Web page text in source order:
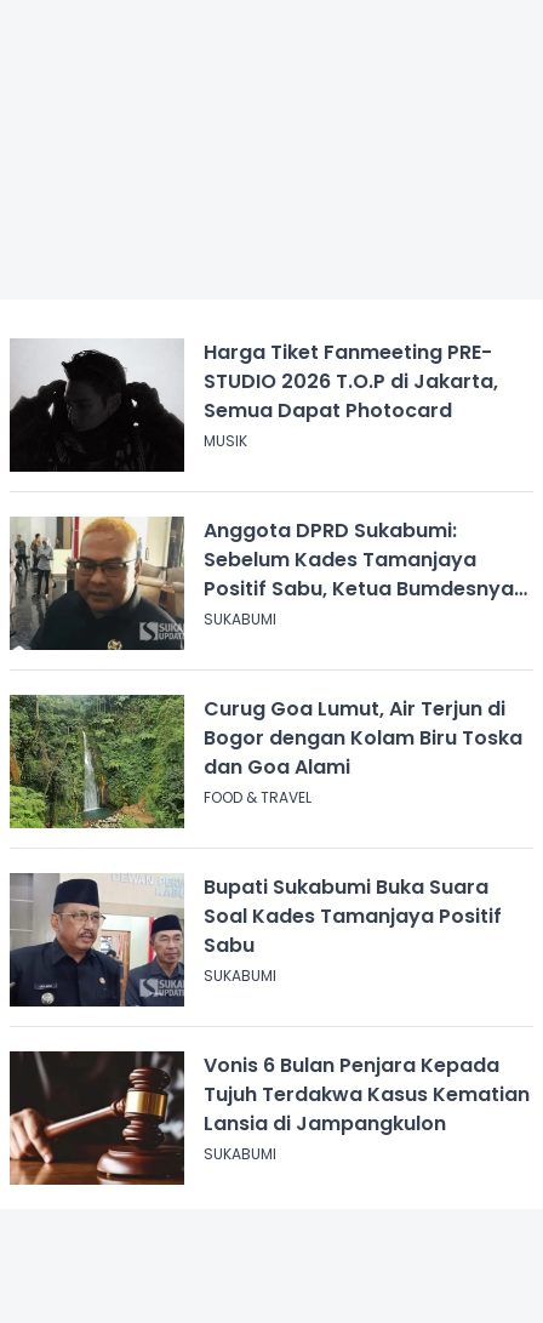
Harga Tiket Fanmeeting PRE-
STUDIO 2026 T.O.P di Jakarta,
Semua Dapat Photocard
MUSIK
Anggota DPRD Sukabumi:
Sebelum Kades Tamanjaya
Positif Sabu, Ketua Bumdesnya
Juga Terjerat Dugaan Narkoba
SUKABUMI
Curug Goa Lumut, Air Terjun di
Bogor dengan Kolam Biru Toska
dan Goa Alami
FOOD & TRAVEL
Bupati Sukabumi Buka Suara
Soal Kades Tamanjaya Positif
Sabu
SUKABUMI
Vonis 6 Bulan Penjara Kepada
Tujuh Terdakwa Kasus Kematian
Lansia di Jampangkulon
SUKABUMI